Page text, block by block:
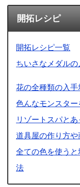
開拓レシピ
開拓レシピ一覧
ちいさなメダル
花の全種類の入手
色んなモンスタ
リゾートスパと
道具屋の作り方
全ての色を使う
法